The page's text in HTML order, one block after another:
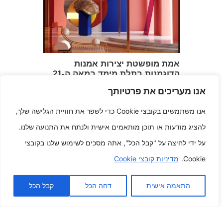
אנו מעריכים את פרטיותך
אנו משתמשים בקובצי Cookie כדי לשפר את חוויית הגלישה שלך,
להציג מודעות או תוכן מותאמים אישית ולנתח את התנועה שלנו.
על ידי לחיצה על "קבל הכל", אתה מסכים לשימוש שלנו בקובצי
Cookie. מדיניות קובצי Cookie
התאמה אישית דחה הכל קבל הכל
אמת מופשטת יצירות אמנות
הדוגמנות בתלת מימד במאה ה-21
דצמבר 4, 2025
אינטראקציות פורטפוליו סוחפות